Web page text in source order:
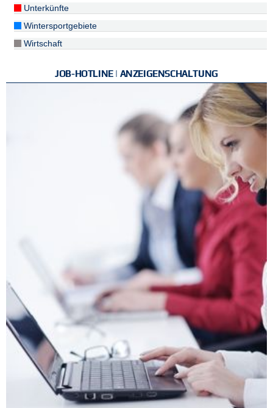
Unterkünfte
Wintersportgebiete
Wirtschaft
JOB-HOTLINE | ANZEIGENSCHALTUNG